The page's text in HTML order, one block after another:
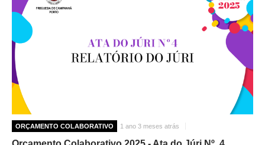
ORÇAMENTO COLABORATIVO 1 ano 3 meses atrás